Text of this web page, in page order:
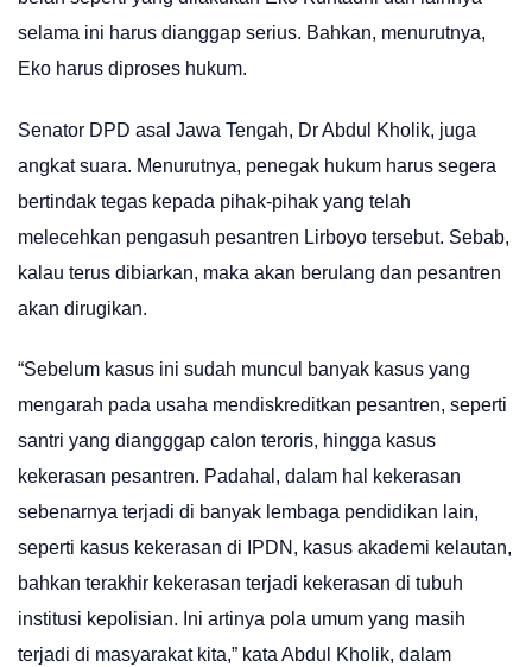
selama ini harus dianggap serius. Bahkan, menurutnya,
Eko harus diproses hukum.
Senator DPD asal Jawa Tengah, Dr Abdul Kholik, juga
angkat suara. Menurutnya, penegak hukum harus segera
bertindak tegas kepada pihak-pihak yang telah
melecehkan pengasuh pesantren Lirboyo tersebut. Sebab,
kalau terus dibiarkan, maka akan berulang dan pesantren
akan dirugikan.
“Sebelum kasus ini sudah muncul banyak kasus yang
mengarah pada usaha mendiskreditkan pesantren, seperti
santri yang diangggap calon teroris, hingga kasus
kekerasan pesantren. Padahal, dalam hal kekerasan
sebenarnya terjadi di banyak lembaga pendidikan lain,
seperti kasus kekerasan di IPDN, kasus akademi kelautan,
bahkan terakhir kekerasan terjadi kekerasan di tubuh
institusi kepolisian. Ini artinya pola umum yang masih
terjadi di masyarakat kita,” kata Abdul Kholik, dalam